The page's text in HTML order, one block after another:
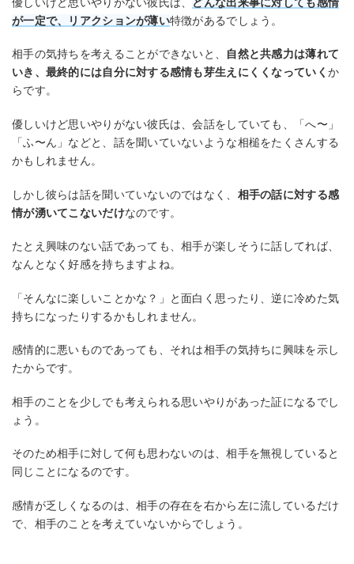
が一定で、リアクションが薄い特徴があるでしょう。
相手の気持ちを考えることができないと、
自然と共感力は薄れて
いき、最終的には自分に対する感情も芽生えにくくなっていく か
らです。
優しいけど思いやりがない彼氏は、会話をしていても、「へ〜」
「ふ〜ん」などと、話を聞いていないような相槌をたくさんする
かもしれません。
しかし彼らは話を聞いていないのではなく、 相手の話に対する感
情が湧いてこないだけなのです。
たとえ興味のない話であっても、相手が楽しそうに話してれば、
なんとなく好感を持ちますよね。
「そんなに楽しいことかな？」と面白く思ったり、逆に冷めた気
持ちになったりするかもしれません。
感情的に悪いものであっても、それは相手の気持ちに興味を示し
たからです。
相手のことを少しでも考えられる思いやりがあった証になるでし
ょう。
そのため相手に対して何も思わないのは、相手を無視していると
同じことになるのです。
感情が乏しくなるのは、相手の存在を右から左に流しているだけ
で、相手のことを考えていないからでしょう。